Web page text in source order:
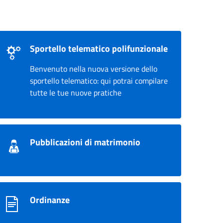
Sportello telematico polifunzionale
Benvenuto nella nuova versione dello
sportello telematico: qui potrai compilare
tutte le tue nuove pratiche
Pubblicazioni di matrimonio
Ordinanze